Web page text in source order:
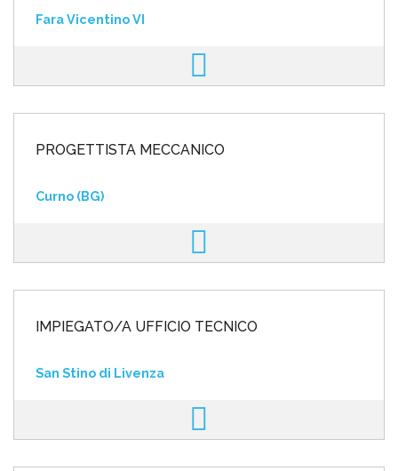
Fara Vicentino VI
PROGETTISTA MECCANICO
Curno (BG)
IMPIEGATO/A UFFICIO TECNICO
San Stino di Livenza